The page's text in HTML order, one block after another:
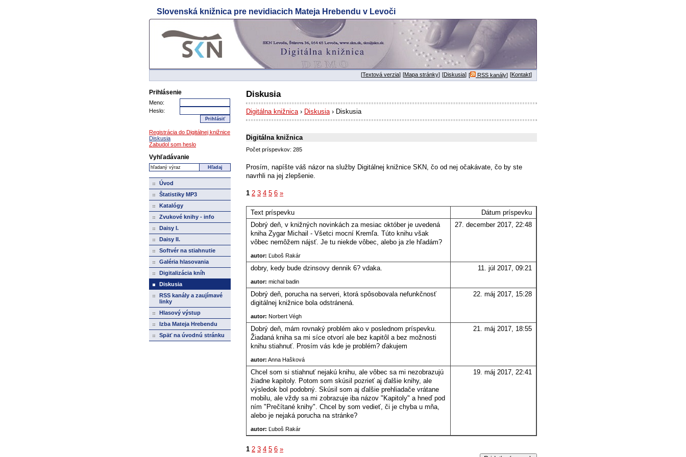
Slovenská knižnica pre nevidiacich Mateja Hrebendu v Levoči
[Textová verzia] [Mapa stránky] [Diskusia] [ RSS kanály] [Kontakt]
Diskusia
Digitálna knižnica› Diskusia› Diskusia
Digitálna knižnica
Počet príspevkov: 285
Prosím, napíšte váš názor na služby Digitálnej knižnice SKN, čo od nej očakávate, čo by ste
navrhli na jej zlepšenie.
1 2 3 4 5 6 »
Text príspevku
Dátum príspevku
Dobrý deň, v knižných novinkách za mesiac október je uvedená
kniha Zygar Michail - Všetci mocní Kremľa. Túto knihu však
vôbec nemôžem nájsť. Je tu niekde vôbec, alebo ja zle hľadám?
autor: Ľuboš Rakár
27. december 2017, 22:48
dobry, kedy bude dzinsovy dennik 6? vdaka.
autor: michal badin
11. júl 2017, 09:21
Dobrý deň, porucha na serveri, ktorá spôsobovala nefunkčnosť
digitálnej knižnice bola odstránená.
autor: Norbert Végh
22. máj 2017, 15:28
Dobrý deň, mám rovnaký problém ako v poslednom príspevku.
Žiadaná kniha sa mi síce otvorí ale bez kapitôl a bez možnosti
knihu stiahnuť. Prosím vás kde je problém? ďakujem
autor: Anna Hašková
21. máj 2017, 18:55
Chcel som si stiahnuť nejakú knihu, ale vôbec sa mi nezobrazujú
žiadne kapitoly. Potom som skúsil pozrieť aj ďalšie knihy, ale
výsledok bol podobný. Skúsil som aj ďalšie prehliadače vrátane
mobilu, ale vždy sa mi zobrazuje iba názov "Kapitoly" a hneď pod
ním "Prečítané knihy". Chcel by som vedieť, či je chyba u mňa,
alebo je nejaká porucha na stránke?
autor: Ľuboš Rakár
19. máj 2017, 22:41
1 2 3 4 5 6 »
Prihlásenie
Meno:
Heslo:
Registrácia do Digitálnej knižnice
Diskusia
Zabudol som heslo
Vyhľadávanie
Úvod
Štatistiky MP3
Katalógy
Zvukové knihy - info
Daisy I.
Daisy II.
Softvér na stiahnutie
Galéria hlasovania
Digitalizácia kníh
Diskusia
RSS kanály a zaujímavé
linky
Hlasový výstup
Izba Mateja Hrebendu
Späť na úvodnú stránku